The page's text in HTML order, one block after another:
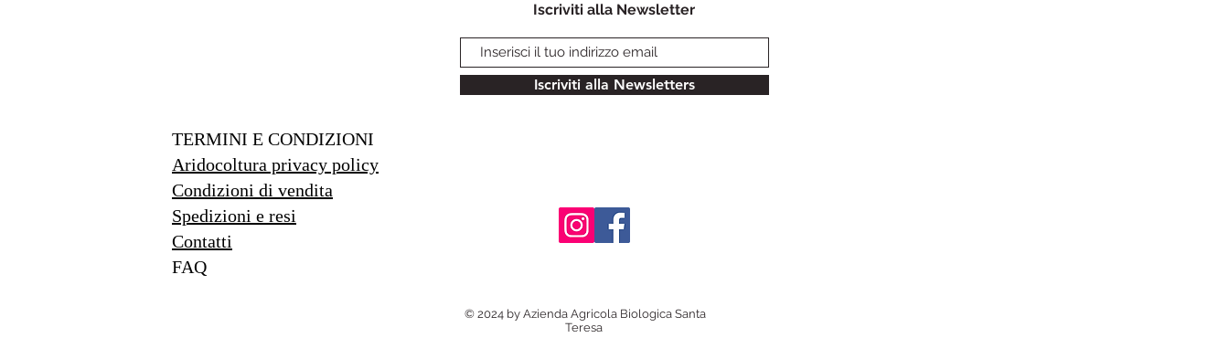
TERMINI E CONDIZIONI
Aridocoltura privacy policy
Condizioni di vendita
Spedizioni e resi
Contatti
FAQ
Iscriviti alla Newsletter
Iscriviti alla Newsletters
© 2024 by Azienda Agricola Biologica Santa
Teresa